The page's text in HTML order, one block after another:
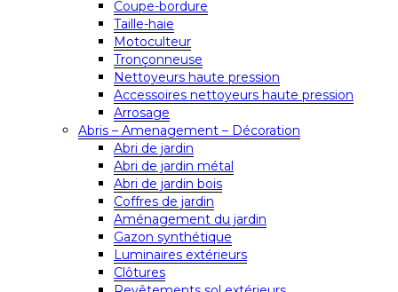
Coupe-bordure
Taille-haie
Motoculteur
Tronçonneuse
Nettoyeurs haute pression
Accessoires nettoyeurs haute pression
Arrosage
Abris – Amenagement – Décoration
Abri de jardin
Abri de jardin métal
Abri de jardin bois
Coffres de jardin
Aménagement du jardin
Gazon synthétique
Luminaires extérieurs
Clôtures